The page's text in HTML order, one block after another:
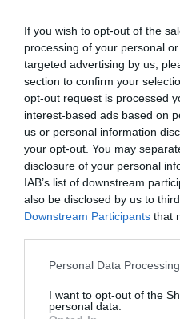
If you wish to opt-out of the
processing of your personal
targeted advertising by us,
section to confirm your
opt-out request is processed
interest-based ads based on
us or personal information
your opt-out. You may
disclosure of your personal
IAB’s list of downstream
also be disclosed by us to
Downstream Participants that
Personal Data
I want to opt-out of the
personal data.